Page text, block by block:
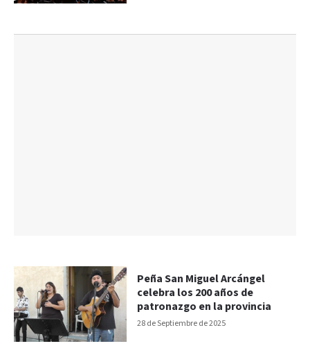
28 de Septiembre de 2025
Peña San Miguel Arcángel
celebra los 200 años de
patronazgo en la provincia